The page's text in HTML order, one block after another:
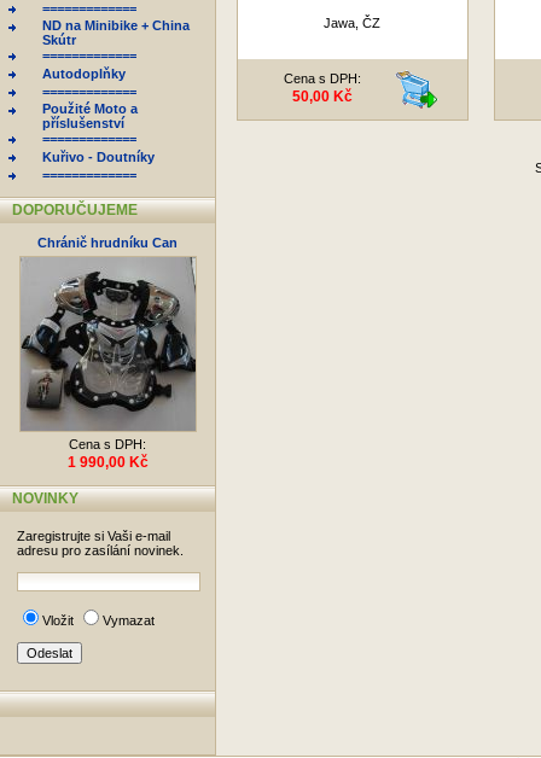
=============
ND na Minibike + China
Skútr
=============
Autodoplňky
=============
Použité Moto a
příslušenství
=============
Kuřivo - Doutníky
=============
DOPORUČUJEME
Chránič hrudníku Can
Cena s DPH:
1 990,00 Kč
NOVINKY
Zaregistrujte si Vaši e-mail
adresu pro zasílání novinek.
Vložit Vymazat
Jawa, ČZ
Cena s DPH:
50,00 Kč